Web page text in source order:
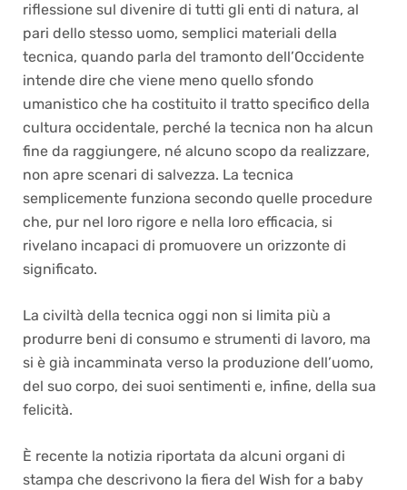
riflessione sul divenire di tutti gli enti di natura, al
pari dello stesso uomo, semplici materiali della
tecnica, quando parla del tramonto dell’Occidente
intende dire che viene meno quello sfondo
umanistico che ha costituito il tratto specifico della
cultura occidentale, perché la tecnica non ha alcun
fine da raggiungere, né alcuno scopo da realizzare,
non apre scenari di salvezza. La tecnica
semplicemente funziona secondo quelle procedure
che, pur nel loro rigore e nella loro efficacia, si
rivelano incapaci di promuovere un orizzonte di
significato.
La civiltà della tecnica oggi non si limita più a
produrre beni di consumo e strumenti di lavoro, ma
si è già incamminata verso la produzione dell’uomo,
del suo corpo, dei suoi sentimenti e, infine, della sua
felicità.
È recente la notizia riportata da alcuni organi di
stampa che descrivono la fiera del Wish for a baby